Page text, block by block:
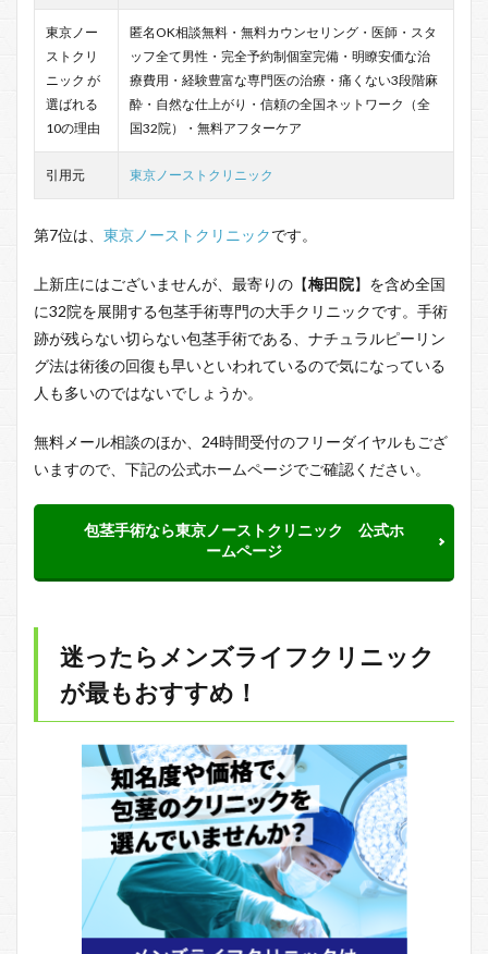
東京ノー
ストクリ
ニック が
選ばれる
10の理由
匿名OK相談無料・無料カウンセリング・医師・スタ
ッフ全て男性・完全予約制個室完備・明瞭安価な治
療費用・経験豊富な専門医の治療・痛くない3段階麻
酔・自然な仕上がり・信頼の全国ネットワーク（全
国32院）・無料アフターケア
引用元 東京ノーストクリニック
第7位は、 東京ノーストクリニックです。
上新庄にはございませんが、最寄りの【梅田院】を含め全国
に32院を展開する包茎手術専門の大手クリニックです。手術
跡が残らない切らない包茎手術である、ナチュラルピーリン
グ法は術後の回復も早いといわれているので気になっている
人も多いのではないでしょうか。
無料メール相談のほか、24時間受付のフリーダイヤルもござ
いますので、下記の公式ホームページでご確認ください。
包茎手術なら東京ノーストクリニック 公式ホ
ームページ
迷ったらメンズライフクリニック
が最もおすすめ！